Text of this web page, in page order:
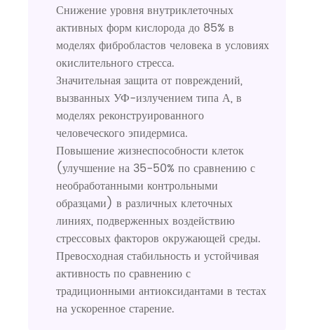
Снижение уровня внутриклеточных
активных форм кислорода до 85% в
моделях фибробластов человека в условиях
окислительного стресса.
Значительная защита от повреждений,
вызванных УФ-излучением типа А, в
моделях реконструированного
человеческого эпидермиса.
Повышение жизнеспособности клеток
(улучшение на 35-50% по сравнению с
необработанными контрольными
образцами) в различных клеточных
линиях, подверженных воздействию
стрессовых факторов окружающей среды.
Превосходная стабильность и устойчивая
активность по сравнению с
традиционными антиоксидантами в тестах
на ускоренное старение.